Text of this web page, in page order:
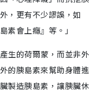
，更有不少謬誤，如
素會上癮』等。」
生的荷爾蒙，而並非外
的胰島素來幫助身體進
製造胰島素，讓胰臟休